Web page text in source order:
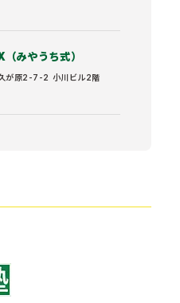
みやうち式）
が原2-7-2 小川ビル2階